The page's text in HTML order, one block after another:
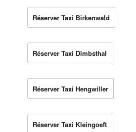
Réserver Taxi Birkenwald
Réserver Taxi Dimbsthal
Réserver Taxi Hengwiller
Réserver Taxi Kleingoeft